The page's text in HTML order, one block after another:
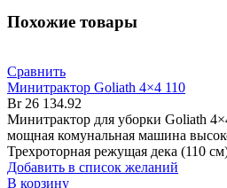
Похожие товары
Сравнить
Минитрактор Goliath 4×4 110
Br26 134.92
Минитрактор для уборки Goliath
мощная комунальная машина
Трехроторная режущая дека (110
Добавить в список желаний
В корзину